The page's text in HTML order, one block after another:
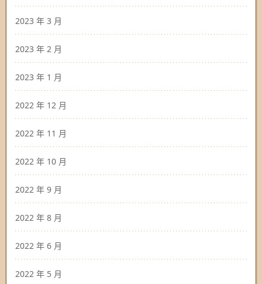
2023 年 3 月
2023 年 2 月
2023 年 1 月
2022 年 12 月
2022 年 11 月
2022 年 10 月
2022 年 9 月
2022 年 8 月
2022 年 6 月
2022 年 5 月